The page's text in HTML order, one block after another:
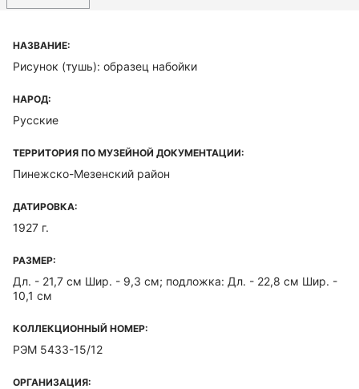
НАЗВАНИЕ:
Рисунок (тушь): образец набойки
НАРОД:
Русские
ТЕРРИТОРИЯ ПО МУЗЕЙНОЙ ДОКУМЕНТАЦИИ:
Пинежско-Мезенский район
ДАТИРОВКА:
1927 г.
РАЗМЕР:
Дл. - 21,7 см Шир. - 9,3 см; подложка: Дл. - 22,8 см Шир. -
10,1 см
КОЛЛЕКЦИОННЫЙ НОМЕР:
РЭМ 5433-15/12
ОРГАНИЗАЦИЯ: